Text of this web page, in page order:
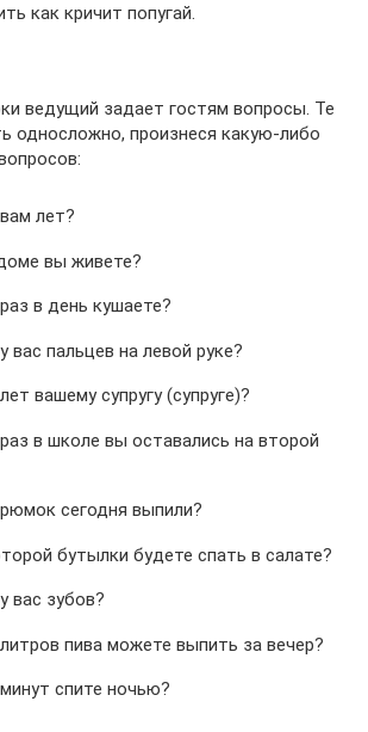
как кричит попугай.
ведущий задает гостям вопросы. Те
односложно, произнеся какую-либо
лет?
вы живете?
в день кушаете?
вас пальцев на левой руке?
вашему супругу (супруге)?
в школе вы оставались на второй
сегодня выпили?
бутылки будете спать в салате?
вас зубов?
пива можете выпить за вечер?
спите ночью?